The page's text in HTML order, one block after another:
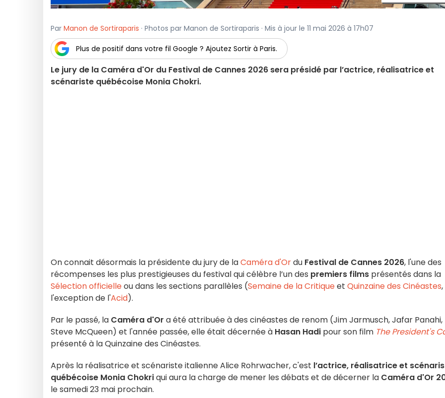
Par Manon de Sortiraparis · Photos par Manon de Sortiraparis · Mis à jour le 11 mai 2026 à 17h07
Plus de positif dans votre fil Google ? Ajoutez Sortir à Paris.
Le jury de la Caméra d'Or du Festival de Cannes 2026 sera présidé par l’actrice, réalisatrice et
scénariste québécoise Monia Chokri.
On connait désormais la présidente du jury de laCaméra d'Ordu Festival de Cannes 2026, l'une des
récompenses les plus prestigieuses du festival qui célèbre l’un des premiers films présentés dans la
Sélection officielleou dans les sections parallèles (Semaine de la Critiqueet Quinzaine des Cinéastes
l'exception de l'Acid).
Par le passé, la Caméra d'Or a été attribuée à des cinéastes de renom (Jim Jarmusch, Jafar Panahi,
Steve McQueen) et l'année passée, elle était décernée à Hasan Hadi pour son film The President's
présenté à la Quinzaine des Cinéastes.
Après la réalisatrice et scénariste italienne Alice Rohrwacher, c'est l’actrice, réalisatrice et
québécoise Monia Chokriqui aura la charge de mener les débats et de décerner la Caméra d'Or
le samedi 23 mai prochain.